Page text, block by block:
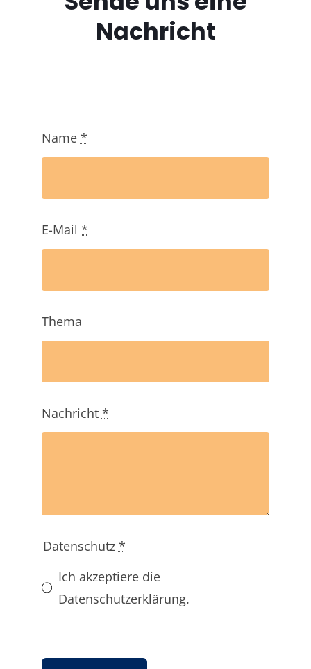
Nachricht
Name *
E-Mail *
Thema
Nachricht *
Datenschutz *
Ich akzeptiere die
Datenschutzerklärung.